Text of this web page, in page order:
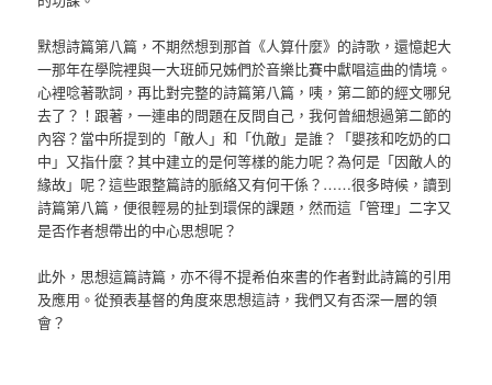
默想詩篇第八篇，不期然想到那首《人算什麼》的詩歌，還憶起大
一那年在學院裡與一大班師兄姊們於音樂比賽中獻唱這曲的情境。
心裡唸著歌詞，再比對完整的詩篇第八篇，咦，第二節的經文哪兒
去了？！跟著，一連串的問題在反問自己，我何曾細想過第二節的
內容？當中所提到的「敵人」和「仇敵」是誰？「嬰孩和吃奶的口
中」又指什麼？其中建立的是何等樣的能力呢？為何是「因敵人的
緣故」呢？這些跟整篇詩的脈絡又有何干係？……很多時候，讀到
詩篇第八篇，便很輕易的扯到環保的課題，然而這「管理」二字又
是否作者想帶出的中心思想呢？
此外，思想這篇詩篇，亦不得不提希伯來書的作者對此詩篇的引用
及應用。從預表基督的角度來思想這詩，我們又有否深一層的領
會？